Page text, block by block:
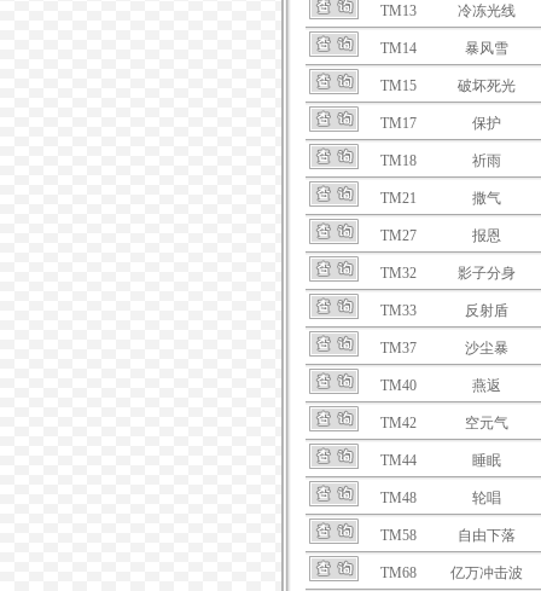
TM13 冷冻光线
TM14 暴风雪
TM15 破坏死光
TM17 保护
TM18 祈雨
TM21 撒气
TM27 报恩
TM32 影子分身
TM33 反射盾
TM37 沙尘暴
TM40 燕返
TM42 空元气
TM44 睡眠
TM48 轮唱
TM58 自由下落
TM68 亿万冲击波